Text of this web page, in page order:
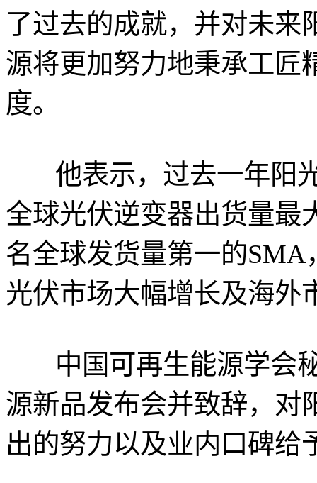
了过去的成就，并对未来
源将更加努力地秉承工匠
度。
他表示，过去一年阳光
全球光伏逆变器出货量最
名全球发货量第一的
光伏市场大幅增长及海外
中国可再生能源学会秘
源新品发布会并致辞，对
出的努力以及业内口碑给